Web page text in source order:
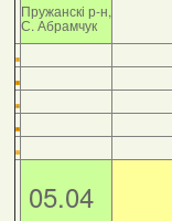
Пружанскі р-н,
С. Абрамчук
05.04